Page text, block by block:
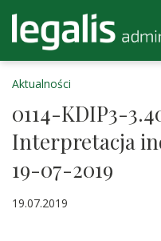
Aktualności
0114-KDIP3-
Interpretacja
19-07-2019
19.07.2019